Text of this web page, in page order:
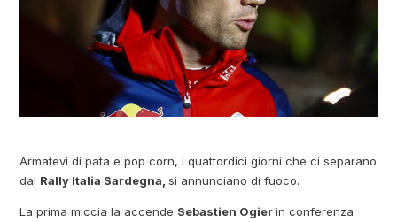
Armatevi di pata e pop corn, i quattordici giorni che ci separano
dal Rally Italia Sardegna,si annunciano di fuoco.
La prima miccia la accende Sebastien Ogierin conferenza